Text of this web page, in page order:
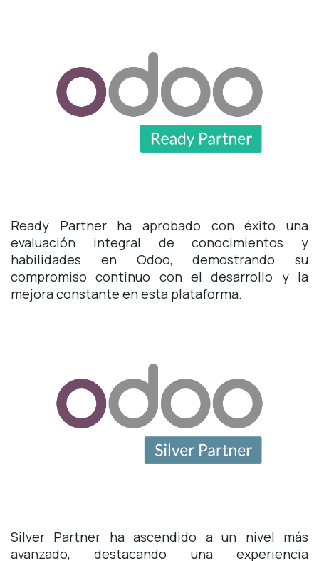
Ready Partner ha aprobado con éxito una
evaluación integral de conocimientos y
habilidades en Odoo, demostrando su
compromiso continuo con el desarrollo y la
mejora constante en esta plataforma.
Silver Partner ha ascendido a un nivel más
avanzado, destacando una experiencia